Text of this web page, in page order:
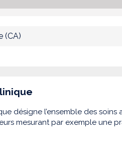
(CA)
désigne l’ensemble des
mesurant par exemple une